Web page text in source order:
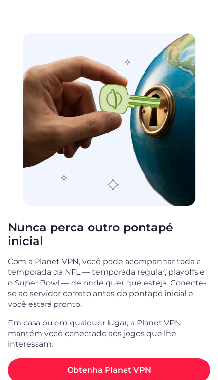
Nunca perca outro pontapé
inicial
Com a Planet VPN, você pode acompanhar toda a
temporada da NFL — temporada regular, playoffs e
o Super Bowl — de onde quer que esteja. Conecte-
se ao servidor correto antes do pontapé inicial e
você estará pronto.
Em casa ou em qualquer lugar, a Planet VPN
mantém você conectado aos jogos que lhe
interessam.
Obtenha Planet VPN